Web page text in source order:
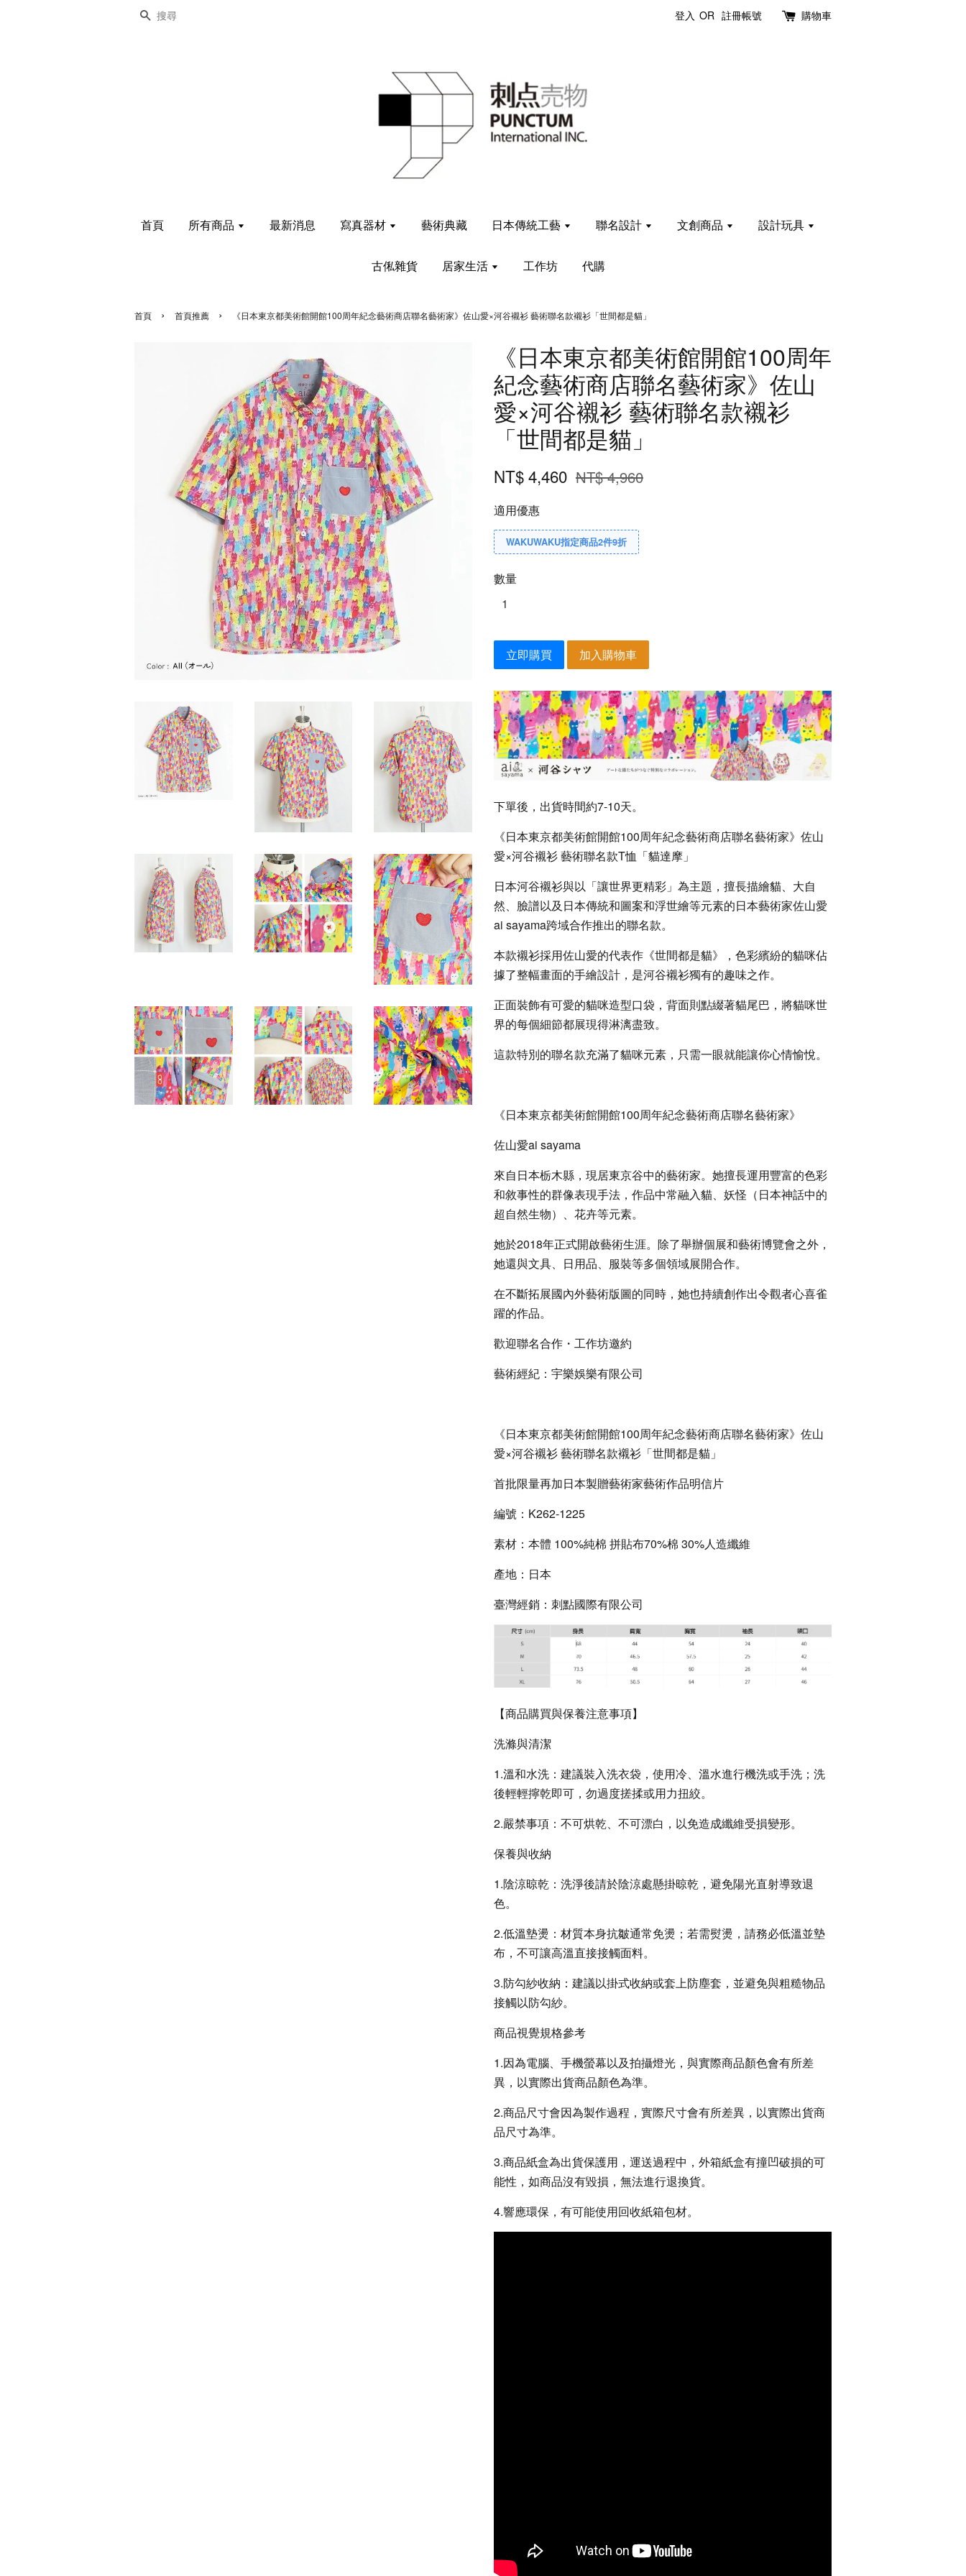
搜尋 登入 OR 註冊帳號 購物車
首頁 所有商品 最新消息 寫真器材 藝術典藏 日本傳統工藝 聯名設計 文創商品 設計玩具
古俬雜貨 居家生活 工作坊 代購
首頁 › 首頁推薦 › 《日本東京都美術館開館100周年紀念藝術商店聯名藝術家》佐山愛×河谷襯衫 藝術聯名款襯衫「世間都是貓」
《日本東京都美術館開館100周年
紀念藝術商店聯名藝術家》佐山
愛×河谷襯衫 藝術聯名款襯衫
「世間都是貓」
NT$ 4,460 NT$ 4,960
適用優惠
WAKUWAKU指定商品2件9折
數量
立即購買 加入購物車
下單後，出貨時間約7-10天。
《日本東京都美術館開館100周年紀念藝術商店聯名藝術家》佐山
愛×河谷襯衫 藝術聯名款T恤「貓達摩」
日本河谷襯衫與以「讓世界更精彩」為主題，擅長描繪貓、大自
然、臉譜以及日本傳統和圖案和浮世繪等元素的日本藝術家佐山愛
ai sayama跨域合作推出的聯名款。
本款襯衫採用佐山愛的代表作《世間都是貓》，色彩繽紛的貓咪佔
據了整幅畫面的手繪設計，是河谷襯衫獨有的趣味之作。
正面裝飾有可愛的貓咪造型口袋，背面則點綴著貓尾巴，將貓咪世
界的每個細節都展現得淋漓盡致。
這款特別的聯名款充滿了貓咪元素，只需一眼就能讓你心情愉悅。
《日本東京都美術館開館100周年紀念藝術商店聯名藝術家》
佐山愛ai sayama
來自日本栃木縣，現居東京谷中的藝術家。她擅長運用豐富的色彩
和敘事性的群像表現手法，作品中常融入貓、妖怪（日本神話中的
超自然生物）、花卉等元素。
她於2018年正式開啟藝術生涯。除了舉辦個展和藝術博覽會之外，
她還與文具、日用品、服裝等多個領域展開合作。
在不斷拓展國內外藝術版圖的同時，她也持續創作出令觀者心喜雀
躍的作品。
歡迎聯名合作・工作坊邀約
藝術經紀：宇樂娛樂有限公司
《日本東京都美術館開館100周年紀念藝術商店聯名藝術家》佐山
愛×河谷襯衫 藝術聯名款襯衫「世間都是貓」
首批限量再加日本製贈藝術家藝術作品明信片
編號：K262-1225
素材：本體 100%純棉 拼貼布70%棉 30%人造纖維
產地：日本
臺灣經銷：刺點國際有限公司
【商品購買與保養注意事項】
洗滌與清潔
1.溫和水洗：建議裝入洗衣袋，使用冷、溫水進行機洗或手洗；洗
後輕輕擰乾即可，勿過度搓揉或用力扭絞。
2.嚴禁事項：不可烘乾、不可漂白，以免造成纖維受損變形。
保養與收納
1.陰涼晾乾：洗淨後請於陰涼處懸掛晾乾，避免陽光直射導致退
色。
2.低溫墊燙：材質本身抗皺通常免燙；若需熨燙，請務必低溫並墊
布，不可讓高溫直接接觸面料。
3.防勾紗收納：建議以掛式收納或套上防塵套，並避免與粗糙物品
接觸以防勾紗。
商品視覺規格參考
1.因為電腦、手機螢幕以及拍攝燈光，與實際商品顏色會有所差
異，以實際出貨商品顏色為準。
2.商品尺寸會因為製作過程，實際尺寸會有所差異，以實際出貨商
品尺寸為準。
3.商品紙盒為出貨保護用，運送過程中，外箱紙盒有撞凹破損的可
能性，如商品沒有毀損，無法進行退換貨。
4.響應環保，有可能使用回收紙箱包材。